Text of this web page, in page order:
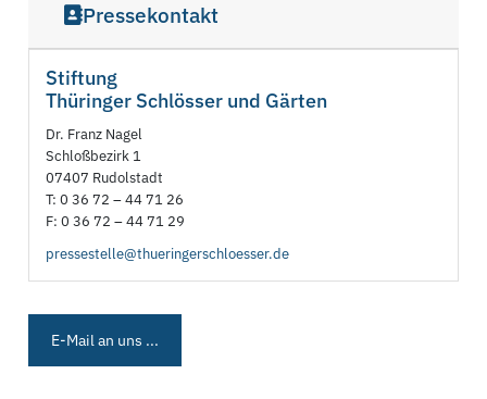
Pressekontakt
Stiftung
Thüringer Schlösser und Gärten
Dr. Franz Nagel
Schloßbezirk 1
07407 Rudolstadt
T: 0 36 72 – 44 71 26
F: 0 36 72 – 44 71 29
pressestelle@thueringerschloesser.de
E-Mail an uns ...